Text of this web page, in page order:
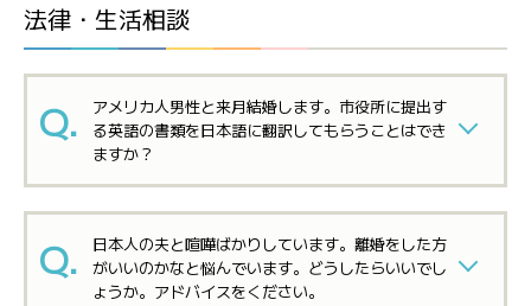
法律・生活相談
アメリカ人男性と来月結婚します。市役所に提出す
る英語の書類を日本語に翻訳してもらうことはでき
ますか？
日本人の夫と喧嘩ばかりしています。離婚をした方
がいいのかなと悩んでいます。どうしたらいいでし
ょうか。アドバイスをください。